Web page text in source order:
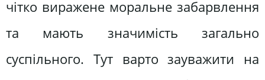
чітко виражене моральне забарвлення
та мають значимість загально
суспільного. Тут варто зауважити на